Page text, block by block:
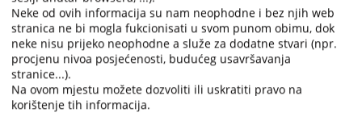
https://www.iccnow.org/
EVROPSKO PRAVO I INSTITUCIJE
EVROPSKA UNIJA
https://europa.eu.int/
EVROPSKI SUD
https://curia.eu.int/en/
Neke od ovih informacija su nam neophodne i bez njih web
stranica ne bi mogla fukcionisati u svom punom obimu, dok
neke nisu prijeko neophodne a služe za dodatne stvari (npr.
procjenu nivoa posjećenosti, budućeg usavršavanja
stranice...).
Na ovom mjestu možete dozvoliti ili uskratiti pravo na
korištenje tih informacija.